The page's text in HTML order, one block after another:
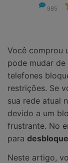
Encontre Mais
985
Você comprou
pode mudar de
telefones
restrições. Se
sua rede atual
devido a um
frustrante. No
para
Neste artigo,